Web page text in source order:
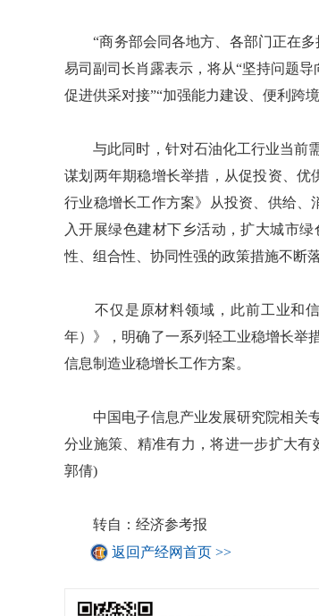
“商务部会同各地方、各部门正在多
易司副司长肖露表示，将从“坚持问题导
促进供采对接”“加强能力建设、便利跨
与此同时，针对石油化工行业当前需
谋划两年期稳增长举措，从促投资、优
行业稳增长工作方案》从投资、供给、
入开展绿色建材下乡活动，扩大城市
性、组合性、协同性强的政策措施不断
不仅是原材料领域，此前工业和信
年）》，明确了一系列轻工业稳增长举
信息制造业稳增长工作方案。
中国电子信息产业发展研究院相关专
分业施策、精准有力，将进一步扩大
郭倩)
转自：经济参考报
返回产经网首页 >>